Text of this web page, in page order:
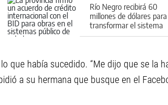
Río Negro recibirá 60
millones de dólares para
transformar el sistema
público de salud
que había sucedido. “Me dijo que se la
a su hermana que busque en el